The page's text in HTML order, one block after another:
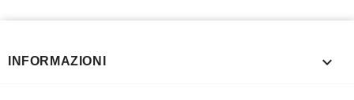
INFORMAZIONI 